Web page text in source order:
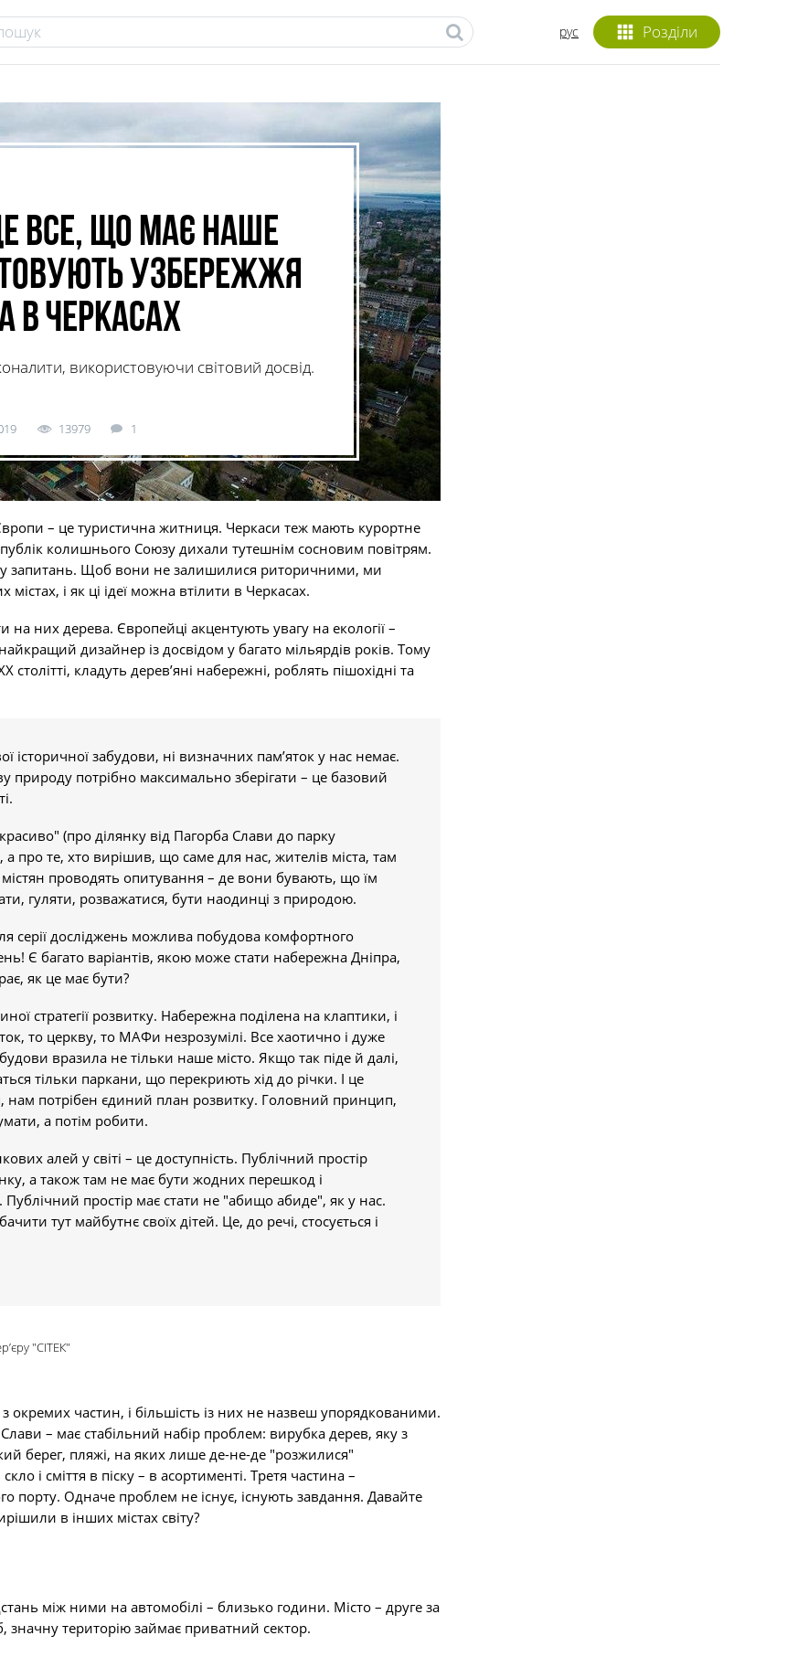
Розділи
рус
все, що має наше
узбережжя
в Черкасах
використовуючи світовий досвід.
13979 1
– це туристична житниця. Черкаси теж мають курортне
колишнього Союзу дихали тутешнім сосновим повітрям.
запитань. Щоб вони не залишилися риторичними, ми
і як ці ідеї можна втілити в Черкасах.
них дерева. Європейці акцентують увагу на екології –
дизайнер із досвідом у багато мільярдів років. Тому
кладуть дерев’яні набережні, роблять пішохідні та
історичної забудови, ні визначних пам’яток у нас немає.
потрібно максимально зберігати – це базовий
(про ділянку від Пагорба Слави до парку
про те, хто вирішив, що саме для нас, жителів міста, там
проводять опитування – де вони бувають, що їм
гуляти, розважатися, бути наодинці з природою.
серії досліджень можлива побудова комфортного
Є багато варіантів, якою може стати набережна Дніпра,
як це має бути?
стратегії розвитку. Набережна поділена на клаптики, і
то церкву, то МАФи незрозумілі. Все хаотично і дуже
вразила не тільки наше місто. Якщо так піде й далі,
тільки паркани, що перекриють хід до річки. І це
нам потрібен єдиний план розвитку. Головний принцип,
а потім робити.
алей у світі – це доступність. Публічний простір
а також там не має бути жодних перешкод і
простір має стати не "абищо абиде", як у нас.
тут майбутнє своїх дітей. Це, до речі, стосується і
"СІТЕК"
окремих частин, і більшість із них не назвеш упорядкованими.
– має стабільний набір проблем: вирубка дерев, яку з
берег, пляжі, на яких лише де-не-де "розжилися"
і сміття в піску – в асортименті. Третя частина –
порту. Одначе проблем не існує, існують завдання. Давайте
в інших містах світу?
між ними на автомобілі – близько години. Місто – друге за
значну територію займає приватний сектор.